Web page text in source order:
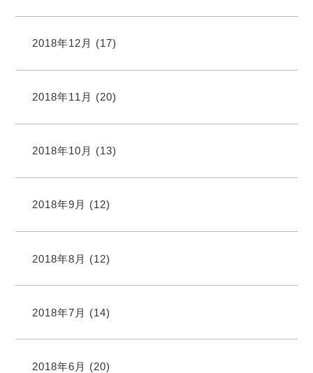
2018年12月 (17)
2018年11月 (20)
2018年10月 (13)
2018年9月 (12)
2018年8月 (12)
2018年7月 (14)
2018年6月 (20)